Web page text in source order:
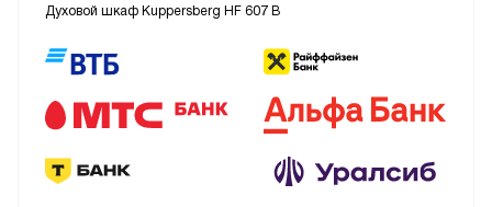
Духовой шкаф Kuppersberg HF 607 B